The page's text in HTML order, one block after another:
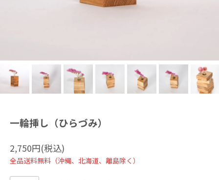
一輪挿し（ひらづみ）
2,750円(税込)
全品送料無料（沖縄、北海道、離島除く）